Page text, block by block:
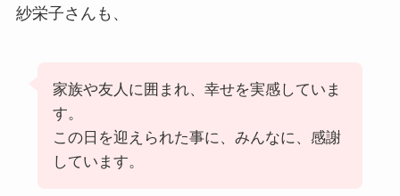
紗栄子さんも、
家族や友人に囲まれ、幸せを実感していま
す。
この日を迎えられた事に、みんなに、感謝
しています。